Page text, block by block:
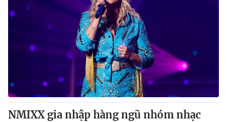
NMIXX gia nhập hàng ngũ nhóm nhạc